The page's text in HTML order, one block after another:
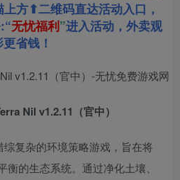
方⬆二维码直达活动入口，
无忧福利”进入活动，外卖观
省钱！
Nil v1.2.11（官中）
综复杂的环境策略游戏，旨在将
的生态系统。通过净化土壤、